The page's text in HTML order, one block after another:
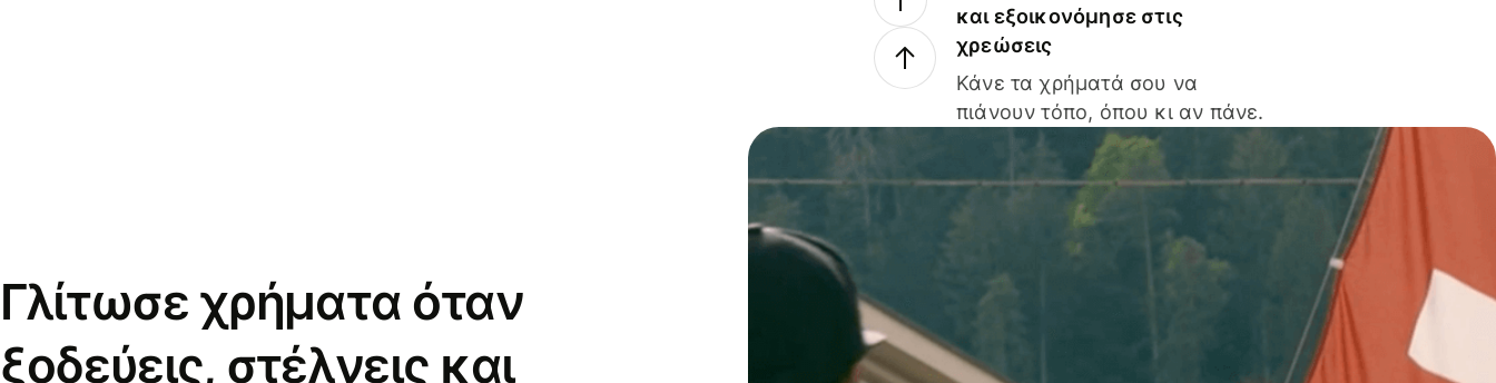
και εξοικονόμησε στις
χρεώσεις
Κάνε τα χρήματά σου να
πιάνουν τόπο, όπου κι αν πάνε.
Γλίτωσε χρήματα όταν
ξοδεύεις, στέλνεις και